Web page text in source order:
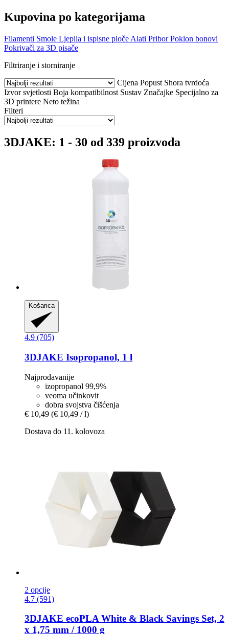
Kupovina po kategorijama
Filamenti Smole Ljepila i ispisne ploče Alati Pribor Poklon bonovi
Pokrivači za 3D pisače
Filtriranje i storniranje
Cijena Popust Shora tvrdoća
Izvor svjetlosti Boja kompatibilnost Sustav Značajke Specijalno za
3D printere Neto težina
Filteri
3DJAKE: 1 - 30 od 339 proizvoda
Košarica
4.9 (705)
3DJAKE Isopropanol, 1 l
Najprodavanije
izopropanol 99,9%
veoma učinkovit
dobra svojstva čišćenja
€ 10,49 (€ 10,49 / l)
Dostava do 11. kolovoza
2 opcije
4.7 (591)
3DJAKE ecoPLA White & Black Savings Set, 2
x 1,75 mm / 1000 g